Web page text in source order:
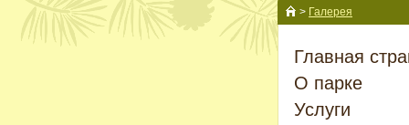
> Галерея
Главная
О парке
Услуги